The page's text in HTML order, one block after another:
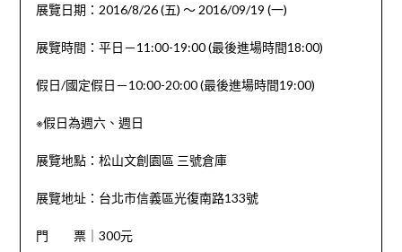
展覽日期：2016/8/26 (五) ～ 2016/09/19 (一)
展覽時間：平日－11:00-19:00 (最後進場時間18:00)
假日/國定假日－10:00-20:00 (最後進場時間19:00)
※假日為週六、週日
展覽地點：松山文創園區 三號倉庫
展覽地址：台北市信義區光復南路133號
門 票｜300元